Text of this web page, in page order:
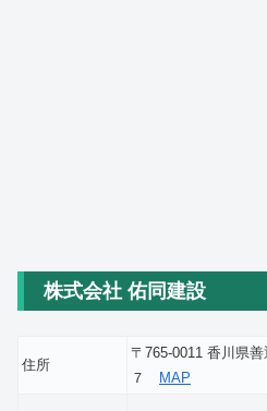
株式会社 佑同建設
住所
〒765-0011 香川県
７ MAP